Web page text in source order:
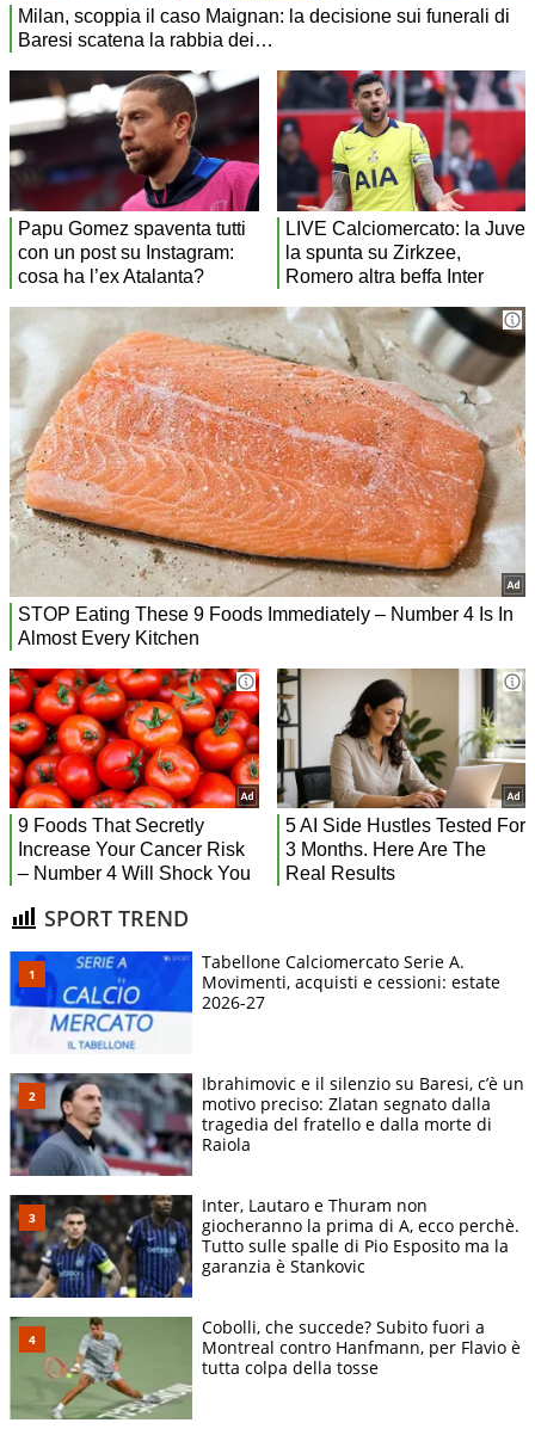
SPORT TREND
Tabellone Calciomercato Serie A.
Movimenti, acquisti e cessioni: estate
2026-27
Ibrahimovic e il silenzio su Baresi, c’è un
motivo preciso: Zlatan segnato dalla
tragedia del fratello e dalla morte di
Raiola
Inter, Lautaro e Thuram non
giocheranno la prima di A, ecco perchè.
Tutto sulle spalle di Pio Esposito ma la
garanzia è Stankovic
Cobolli, che succede? Subito fuori a
Montreal contro Hanfmann, per Flavio è
tutta colpa della tosse